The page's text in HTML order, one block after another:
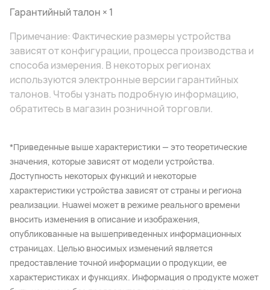
Гарантийный талон × 1
Примечание: Фактические размеры устройства
зависят от конфигурации, процесса производства и
способа измерения. В некоторых регионах
используются электронные версии гарантийных
талонов. Чтобы узнать подробную информацию,
обратитесь в магазин розничной торговли.
*Приведенные выше характеристики — это теоретические
значения, которые зависят от модели устройства.
Доступность некоторых функций и некоторые
характеристики устройства зависят от страны и региона
реализации. Huawei может в режиме реального времени
вносить изменения в описание и изображения,
опубликованные на вышеприведенных информационных
страницах. Целью вносимых изменений является
предоставление точной информации о продукции, ее
характеристиках и функциях. Информация о продукте может